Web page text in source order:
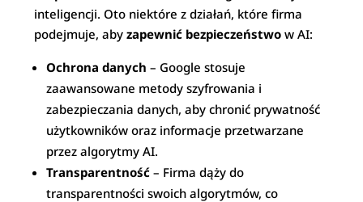
inteligencji. Oto niektóre z działań, które firma
podejmuje, abyzapewnić bezpieczeństwo w AI:
Ochrona danych – Google stosuje
zaawansowane metody szyfrowania i
zabezpieczania danych, aby chronić prywatność
użytkowników oraz informacje przetwarzane
przez algorytmy AI.
Transparentność – Firma dąży do
transparentności swoich algorytmów, co